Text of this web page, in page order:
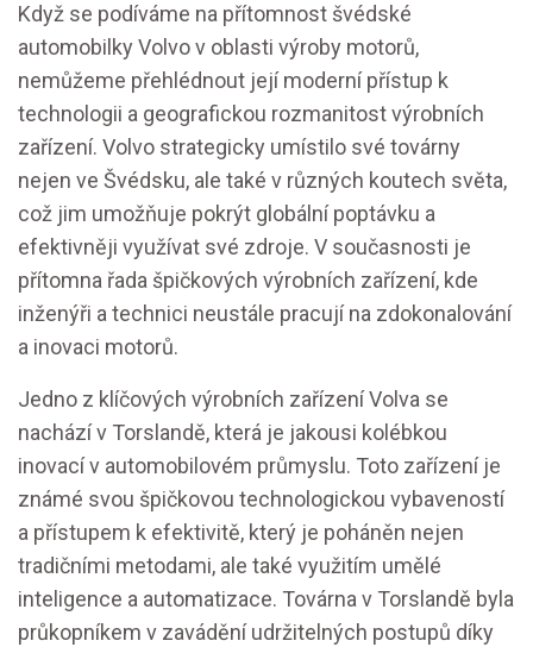
Když se podíváme na přítomnost švédské
automobilky Volvo v oblasti výroby motorů,
nemůžeme přehlédnout její moderní přístup k
technologii a geografickou rozmanitost výrobních
zařízení. Volvo strategicky umístilo své továrny
nejen ve Švédsku, ale také v různých koutech světa,
což jim umožňuje pokrýt globální poptávku a
efektivněji využívat své zdroje. V současnosti je
přítomna řada špičkových výrobních zařízení, kde
inženýři a technici neustále pracují na zdokonalování
a inovaci motorů.
Jedno z klíčových výrobních zařízení Volva se
nachází v Torslandě, která je jakousi kolébkou
inovací v automobilovém průmyslu. Toto zařízení je
známé svou špičkovou technologickou vybaveností
a přístupem k efektivitě, který je poháněn nejen
tradičními metodami, ale také využitím umělé
inteligence a automatizace. Továrna v Torslandě byla
průkopníkem v zavádění udržitelných postupů díky